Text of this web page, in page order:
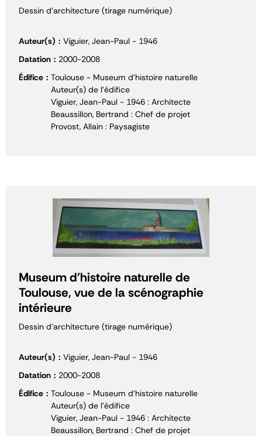
Dessin d'architecture (tirage numérique)
Auteur(s)
Viguier, Jean-Paul - 1946
Datation
2000-2008
Édifice
Toulouse - Museum d'histoire naturelle
Auteur(s) de l'édifice
Viguier, Jean-Paul - 1946 : Architecte
Beaussillon, Bertrand : Chef de projet
Provost, Allain : Paysagiste
Museum d'histoire naturelle de
Toulouse, vue de la scénographie
intérieure
Dessin d'architecture (tirage numérique)
Auteur(s)
Viguier, Jean-Paul - 1946
Datation
2000-2008
Édifice
Toulouse - Museum d'histoire naturelle
Auteur(s) de l'édifice
Viguier, Jean-Paul - 1946 : Architecte
Beaussillon, Bertrand : Chef de projet